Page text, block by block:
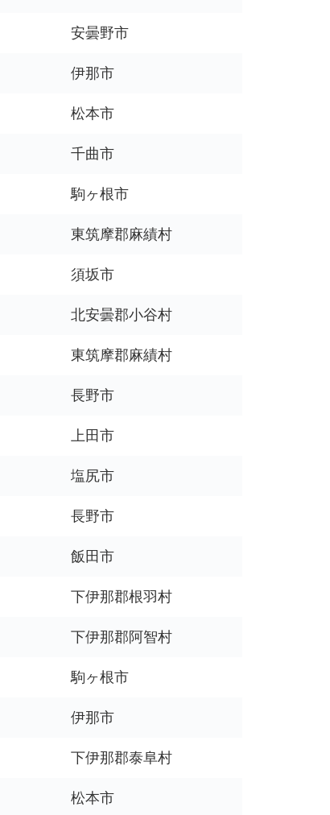
安曇野市
伊那市
松本市
千曲市
駒ヶ根市
東筑摩郡麻績村
須坂市
北安曇郡小谷村
東筑摩郡麻績村
長野市
上田市
塩尻市
長野市
飯田市
下伊那郡根羽村
下伊那郡阿智村
駒ヶ根市
伊那市
下伊那郡泰阜村
松本市